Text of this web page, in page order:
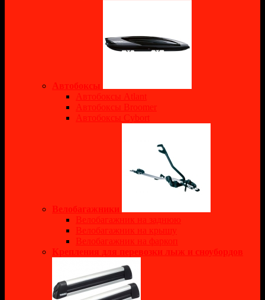
Автобоксы
Автобоксы Atlant
Автобоксы Broomer
Автобоксы Cybort
Велобагажники
Велобагажник на заднюю
Велобагажник на крышу
Велобагажник на фаркоп
Крепления для перевозки лыж и сноубордов